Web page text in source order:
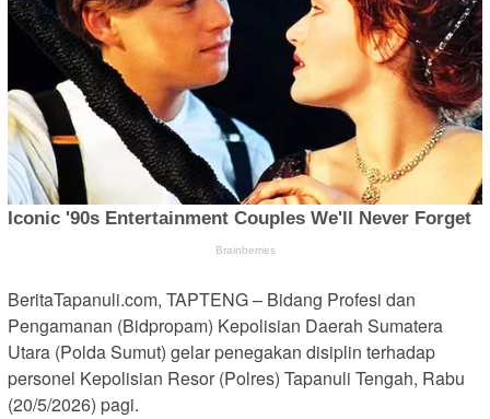
BeritaTapanuli.com, TAPTENG – Bidang Profesi dan
Pengamanan (Bidpropam) Kepolisian Daerah Sumatera
Utara (Polda Sumut) gelar penegakan disiplin terhadap
personel Kepolisian Resor (Polres) Tapanuli Tengah, Rabu
(20/5/2026) pagi.